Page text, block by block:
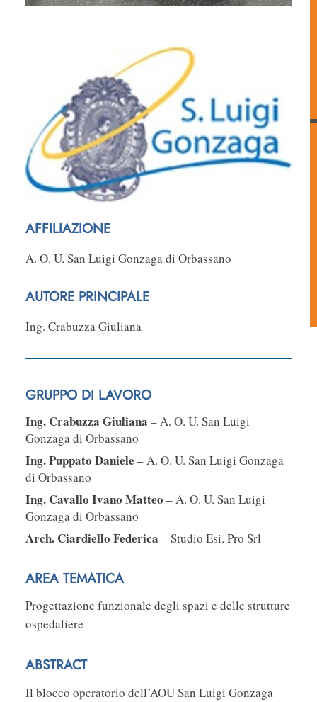
AFFILIAZIONE
A. O. U. San Luigi Gonzaga di Orbassano
AUTORE PRINCIPALE
Ing. Crabuzza Giuliana
GRUPPO DI LAVORO
Ing. Crabuzza Giuliana – A. O. U. San Luigi
Gonzaga di Orbassano
Ing. Puppato Daniele – A. O. U. San Luigi Gonzaga
di Orbassano
Ing. Cavallo Ivano Matteo – A. O. U. San Luigi
Gonzaga di Orbassano
Arch. Ciardiello Federica – Studio Esi. Pro Srl
AREA TEMATICA
Progettazione funzionale degli spazi e delle strutture
ospedaliere
ABSTRACT
Il blocco operatorio dell’AOU San Luigi Gonzaga